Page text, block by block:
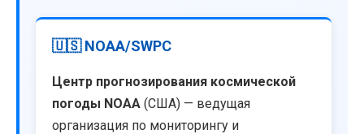
🇺🇸 NOAA/SWPC
Центр прогнозирования космической
погоды NOAA (США) — ведущая
организация по мониторингу и